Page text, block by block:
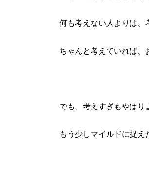
何も考えない人よりは、
ちゃんと考えていれば、
でも、考えすぎもやはり
もう少しマイルドに捉え